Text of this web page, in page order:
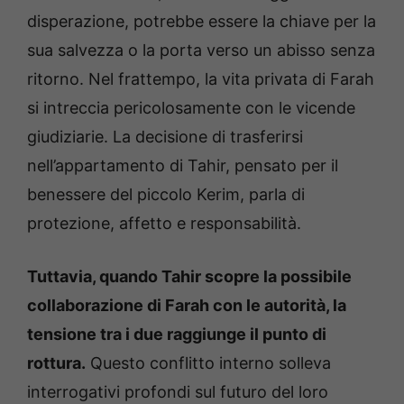
disperazione, potrebbe essere la chiave per la
sua salvezza o la porta verso un abisso senza
ritorno. Nel frattempo, la vita privata di Farah
si intreccia pericolosamente con le vicende
giudiziarie. La decisione di trasferirsi
nell’appartamento di Tahir, pensato per il
benessere del piccolo Kerim, parla di
protezione, affetto e responsabilità.
Tuttavia, quando Tahir scopre la possibile
collaborazione di Farah con le autorità, la
tensione tra i due raggiunge il punto di
rottura. Questo conflitto interno solleva
interrogativi profondi sul futuro del loro